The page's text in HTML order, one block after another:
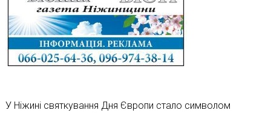
У Ніжині святкування Дня Європи стало символом